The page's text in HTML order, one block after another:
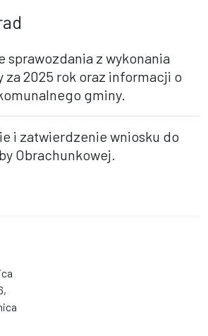
sprawozdania z wykonania
za 2025 rok oraz informacji o
gminy.
i zatwierdzenie wniosku do
Obrachunkowej.